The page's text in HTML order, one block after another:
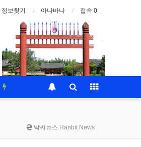
정보찾기 아나바나 접속 0
박씨뉴스 Hanbit News